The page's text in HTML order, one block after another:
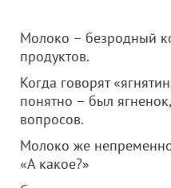
Молоко – безродный
продуктов.
Когда говорят
понятно – был
вопросов.
Молоко же
«А какое?»